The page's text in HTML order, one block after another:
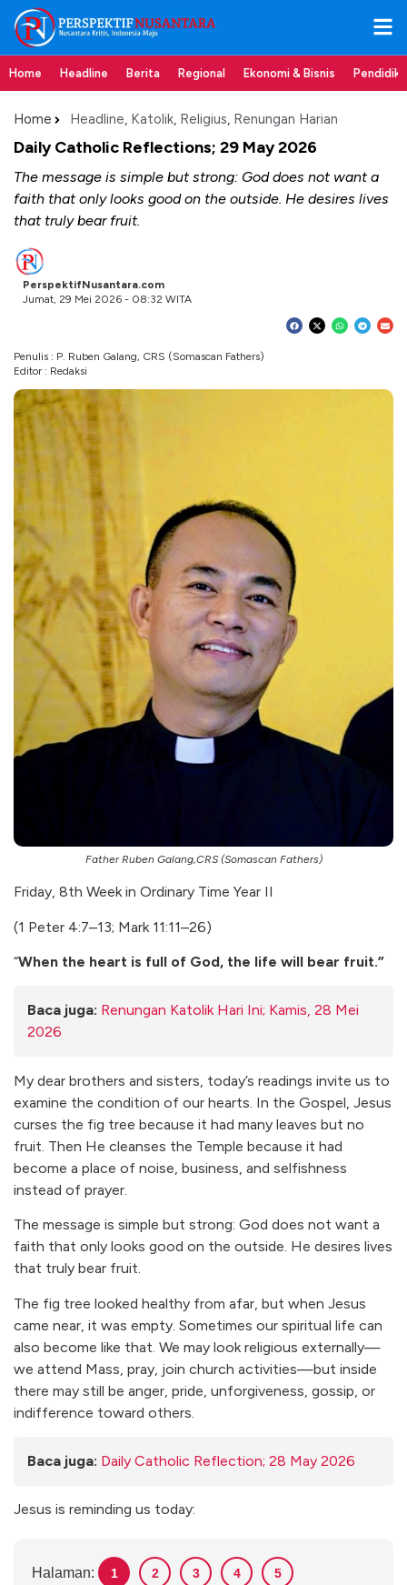
Home Headline Berita Regional Ekonomi & Bisnis
Home Headline, Katolik, Religius, Renungan Harian
Daily Catholic Reflections; 29 May 2026
The message is simple but strong: God does not want a
faith that only looks good on the outside. He desires lives
that truly bear fruit.
PerspektifNusantara.com
Jumat, 29 Mei 2026 - 08:32 WITA
Penulis : P. Ruben Galang, CRS (Somascan Fathers)
Editor : Redaksi
Father Ruben Galang,CRS (Somascan Fathers)
Friday, 8th Week in Ordinary Time Year II
(1 Peter 4:7–13; Mark 11:11–26)
“When the heart is full of God, the life will bear fruit.”
Baca juga: Renungan Katolik Hari Ini; Kamis, 28 Mei
2026
My dear brothers and sisters, today’s readings invite us to
examine the condition of our hearts. In the Gospel, Jesus
curses the fig tree because it had many leaves but no
fruit. Then He cleanses the Temple because it had
become a place of noise, business, and selfishness
instead of prayer.
The message is simple but strong: God does not want a
faith that only looks good on the outside. He desires lives
that truly bear fruit.
The fig tree looked healthy from afar, but when Jesus
came near, it was empty. Sometimes our spiritual life can
also become like that. We may look religious externally—
we attend Mass, pray, join church activities—but inside
there may still be anger, pride, unforgiveness, gossip, or
indifference toward others.
Baca juga: Daily Catholic Reflection; 28 May 2026
Jesus is reminding us today:
Halaman: 1 2 3 4 5